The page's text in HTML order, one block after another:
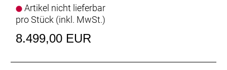
Variosattelstützen, größere Dämpfer,
Rahmentaschen und vieles mehr.
Active Braking Pivot
Feinabstimmung, wie die Federung unabhängig
Artikel nicht lieferbar
pro Stück (inkl. MwSt.)
8.499,00 EUR